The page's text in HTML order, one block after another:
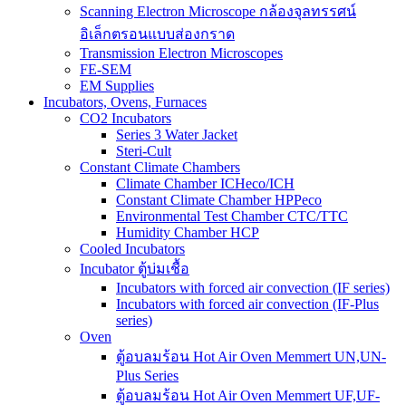
Scanning Electron Microscope กล้องจุลทรรศน์
อิเล็กตรอนแบบส่องกราด
Transmission Electron Microscopes
FE-SEM
EM Supplies
Incubators, Ovens, Furnaces
CO2 Incubators
Series 3 Water Jacket
Steri-Cult
Constant Climate Chambers
Climate Chamber ICHeco/ICH
Constant Climate Chamber HPPeco
Environmental Test Chamber CTC/TTC
Humidity Chamber HCP
Cooled Incubators
Incubator ตู้บ่มเชื้อ
Incubators with forced air convection (IF series)
Incubators with forced air convection (IF-Plus
series)
Oven
ตู้อบลมร้อน Hot Air Oven Memmert UN,UN-
Plus Series
ตู้อบลมร้อน Hot Air Oven Memmert UF,UF-